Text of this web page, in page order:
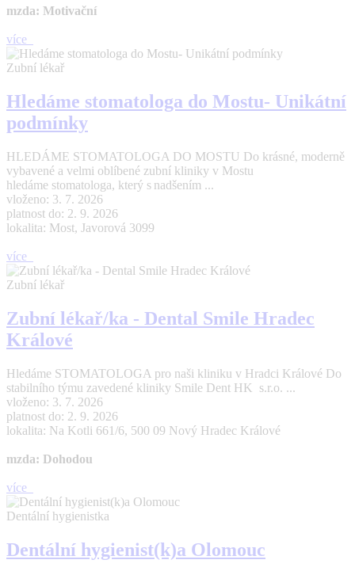
mzda: Motivační
více
Zubní lékař
Hledáme stomatologa do Mostu- Unikátní
podmínky
HLEDÁME STOMATOLOGA DO MOSTU Do krásné, moderně
vybavené a velmi oblíbené zubní kliniky v Mostu
hledáme stomatologa, který s nadšením ...
vloženo: 3. 7. 2026
platnost do: 2. 9. 2026
lokalita: Most, Javorová 3099
více
Zubní lékař
Zubní lékař/ka - Dental Smile Hradec
Králové
Hledáme STOMATOLOGA pro naši kliniku v Hradci Králové Do
stabilního týmu zavedené kliniky Smile Dent HK s.r.o. ...
vloženo: 3. 7. 2026
platnost do: 2. 9. 2026
lokalita: Na Kotli 661/6, 500 09 Nový Hradec Králové
mzda: Dohodou
více
Dentální hygienistka
Dentální hygienist(k)a Olomouc